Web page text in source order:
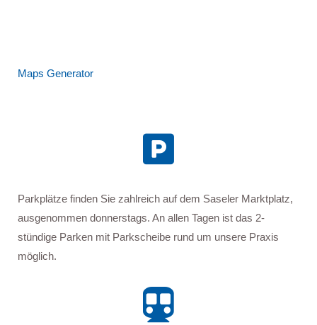
Maps Generator

Parkplätze finden Sie zahlreich auf dem Saseler Marktplatz,
ausgenommen donnerstags. An allen Tagen ist das 2-
stündige Parken mit Parkscheibe rund um unsere Praxis
möglich.
